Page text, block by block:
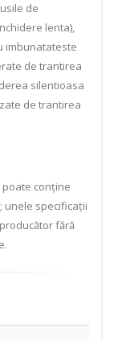
de
lenta),
imbunatateste
de trantirea
silentioasa
de trantirea
conține
unele specificații
fără